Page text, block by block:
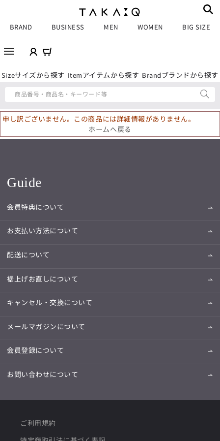
BRAND BUSINESS MEN WOMEN BIG SIZE
Sizeサイズから探す Itemアイテムから探す Brandブランドから探す
商品番号・商品名・キーワード等
申し訳ございません。この商品には詳細情報がありません。
ホームへ戻る
Guide
会員特典について
お支払い方法について
配送について
裾上げお直しについて
キャンセル・交換について
メールマガジンについて
会員登録について
お問い合わせについて
ご利用規約